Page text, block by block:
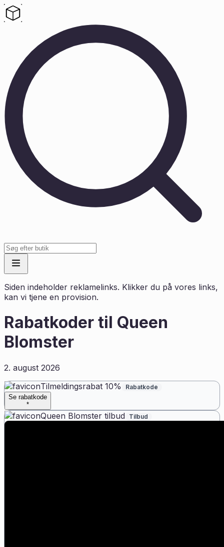
Siden indeholder reklamelinks. Klikker du på vores links,
kan vi tjene en provision.
Rabatkoder til Queen
Blomster
2. august 2026
Tilmeldingsrabat 10%
Rabatkode
Se rabatkode
*
Queen Blomster tilbud Tilbud